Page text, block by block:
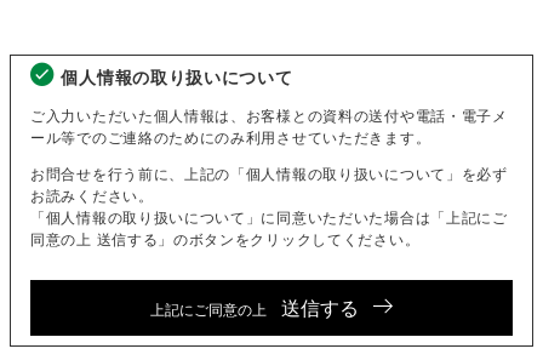
個人情報の取り扱いについて
ご入力いただいた個人情報は、お客様との資料の送付や電話・電子メ
ール等でのご連絡のためにのみ利用させていただきます。
お問合せを行う前に、上記の「個人情報の取り扱いについて」を必ず
お読みください。
「個人情報の取り扱いについて」に同意いただいた場合は「上記にご
同意の上 送信する」のボタンをクリックしてください。
上記にご同意の上 送信する